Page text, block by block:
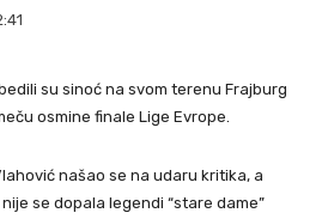
su sinoć na svom terenu Frajburg
osmine finale Lige Evrope.
našao se na udaru kritika, a
se dopala legendi “stare dame”